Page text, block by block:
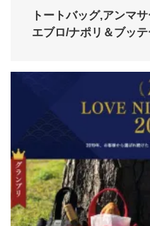
トートバッグ,アンマ
エブロ/ナポリ＆ブッ